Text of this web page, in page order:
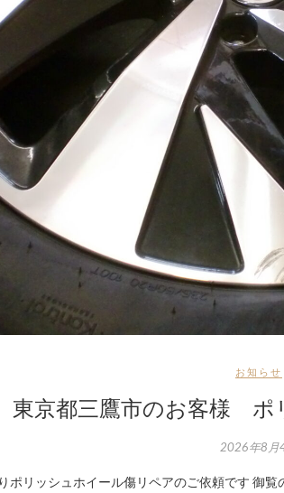
お知らせ
東京都三鷹市のお客様 ポ
2026年8月